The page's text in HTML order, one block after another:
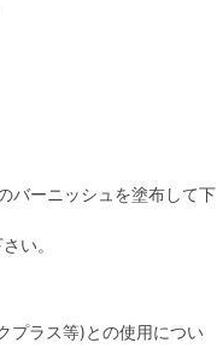
バーニッシュを塗布して下
い。
プラス等)との使用につい